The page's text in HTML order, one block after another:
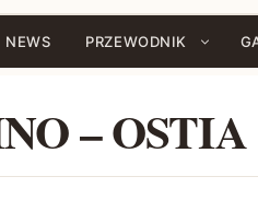
NEWS PRZEWODNIK
– OSTIA